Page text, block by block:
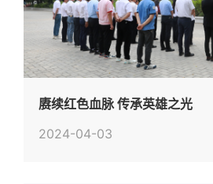
赓续红色血脉 传承英雄之光
2024-04-03